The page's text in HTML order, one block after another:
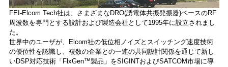
FEI-Elcom Tech社は、さまざまなDRO(誘電体共振発振器)ベースのRF
周波数を専門とする設計および製造会社として1995年に設立されまし
た。
世界中のユーザが、Elcom社の低位相ノイズとスイッチング速度技術
の優位性を認識し、複数の企業との一連の共同設計関係を通じて新し
いDSP対応技術「FlxGen™製品」をSIGINTおよびSATCOM市場に導